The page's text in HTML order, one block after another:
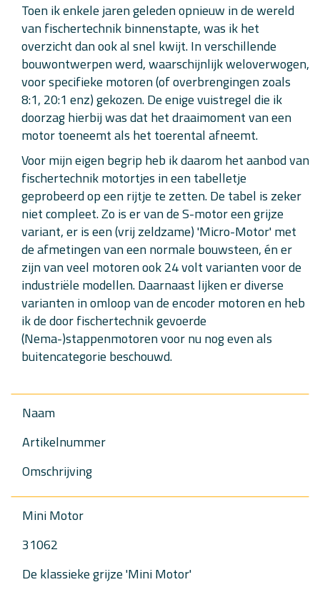
Toen ik enkele jaren geleden opnieuw in de wereld
van fischertechnik binnenstapte, was ik het
overzicht dan ook al snel kwijt. In verschillende
bouwontwerpen werd, waarschijnlijk weloverwogen,
voor specifieke motoren (of overbrengingen zoals
8:1, 20:1 enz) gekozen. De enige vuistregel die ik
doorzag hierbij was dat het draaimoment van een
motor toeneemt als het toerental afneemt.
Voor mijn eigen begrip heb ik daarom het aanbod van
fischertechnik motortjes in een tabelletje
geprobeerd op een rijtje te zetten. De tabel is zeker
niet compleet. Zo is er van de S-motor een grijze
variant, er is een (vrij zeldzame) 'Micro-Motor' met
de afmetingen van een normale bouwsteen, én er
zijn van veel motoren ook 24 volt varianten voor de
industriële modellen. Daarnaast lijken er diverse
varianten in omloop van de encoder motoren en heb
ik de door fischertechnik gevoerde
(Nema-)stappenmotoren voor nu nog even als
buitencategorie beschouwd.
Naam
Artikelnummer
Omschrijving
Mini Motor
31062
De klassieke grijze 'Mini Motor'